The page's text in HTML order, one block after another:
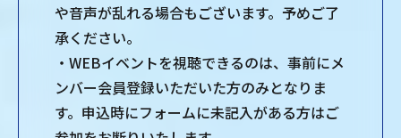
や音声が乱れる場合もございます。予めご了
承ください。
・WEBイベントを視聴できるのは、事前にメ
ンバー会員登録いただいた方のみとなりま
す。申込時にフォームに未記入がある方はご